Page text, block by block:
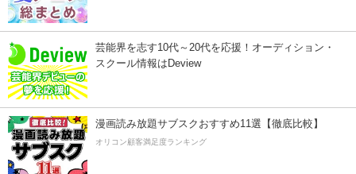
芸能界を志す10代～20代を応援！オーディション・
スクール情報はDeview
漫画読み放題サブスクおすすめ11選【徹底比較】
オリコン顧客満足度ランキング